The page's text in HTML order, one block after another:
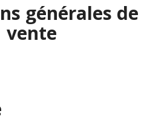
générales de
vente